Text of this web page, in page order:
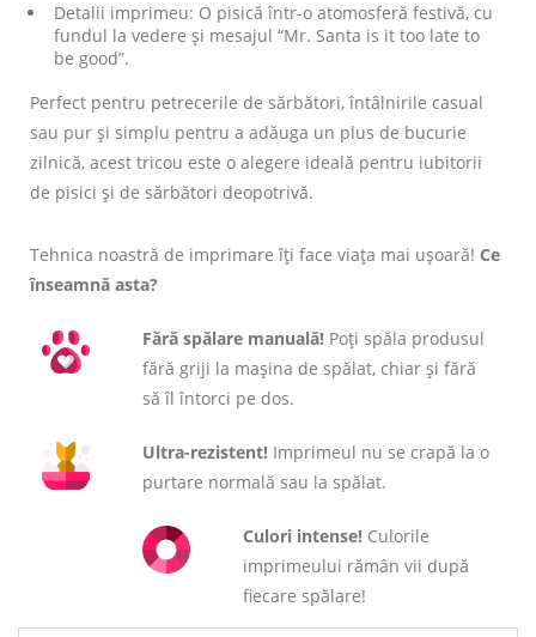
Detalii imprimeu: O pisică într-o atomosferă festivă, cu
fundul la vedere și mesajul “Mr. Santa is it too late to
be good”.
Perfect pentru petrecerile de sărbători, întâlnirile casual
sau pur și simplu pentru a adăuga un plus de bucurie
zilnică, acest tricou este o alegere ideală pentru iubitorii
de pisici și de sărbători deopotrivă.
Tehnica noastră de imprimare îți face viața mai ușoară! Ce
înseamnă asta?
Fără spălare manuală! Poți spăla produsul
fără griji la mașina de spălat, chiar și fără
să îl întorci pe dos.
Ultra-rezistent! Imprimeul nu se crapă la o
purtare normală sau la spălat.
Culori intense! Culorile
imprimeului rămân vii după
fiecare spălare!